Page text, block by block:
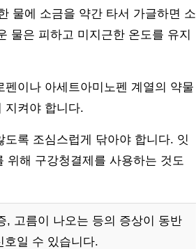
물에 소금을 약간 타서 가글하면 소
물은 피하고 미지근한 온도를 유지
이나 아세트아미노펜 계열의 약물
지켜야 합니다.
록 조심스럽게 닦아야 합니다. 잇
위해 구강청결제를 사용하는 것도
, 고름이 나오는 등의 증상이 동반
호일 수 있습니다.